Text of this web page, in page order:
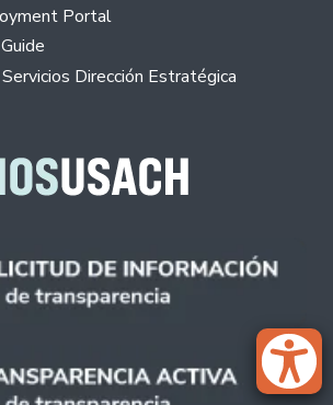
Portal
Dirección Estratégica